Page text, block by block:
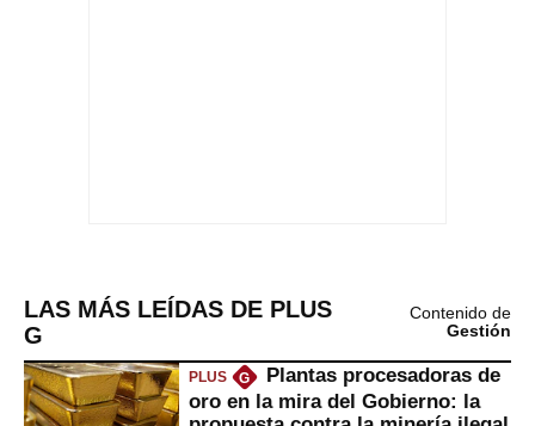
LAS MÁS LEÍDAS DE PLUS
G
Contenido de
Gestión
PLUS G
Plantas procesadoras de
oro en la mira del Gobierno: la